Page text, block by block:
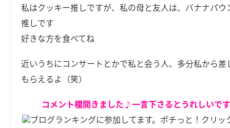
私はクッキー推しですが、私の母と友人は、バナナパウ
推しです
好きな方を食べてね
近いうちにコンサートとかで私と会う人、多分私から差
もらえるよ（笑）
コメント欄開きました♪一言下さるとうれしいで
ブログランキングに参加してます。ポチっと！クリッ